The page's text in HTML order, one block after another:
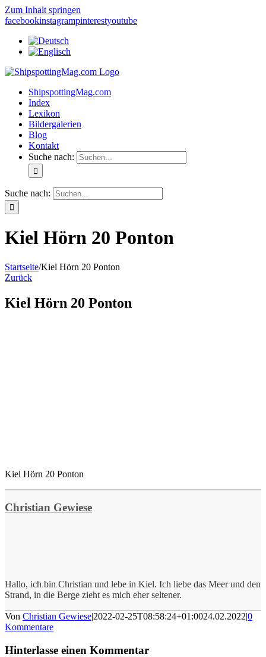
Zum Inhalt springen
facebookinstagrampinterestyoutube
ShipspottingMag.com
Index
Lexikon
Bildergalerien
Blog
Kontakt
Suche nach:
Suche nach:
Kiel Hörn 20 Ponton
Startseite/Kiel Hörn 20 Ponton
Zurück
Kiel Hörn 20 Ponton
Kiel Hörn 20 Ponton
Christian Gewiese
Hallo, ich bin Christian und lebe in Kiel. Ich liebe das Meer und den
Strand, in die Berge zieht es mich eher seltener.
Von Christian Gewiese|2022-02-25T08:58:24+01:0024.02.2022|0
Kommentare
Hinterlasse einen Kommentar